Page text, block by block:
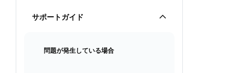
サポートガイド
問題が発生している場合